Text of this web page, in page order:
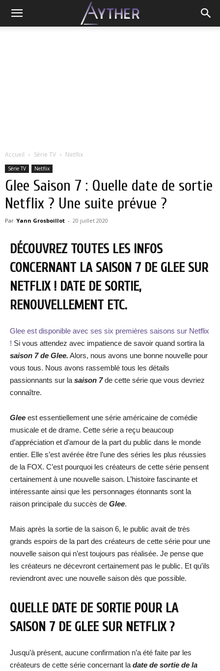
Accueil Série TV Netflix
Série TV Netflix
Glee Saison 7 : Quelle date de sortie
Netflix ? Une suite prévue ?
Par Yann Grosboillot - 20 juillet 2020
DÉCOUVREZ TOUTES LES INFOS
CONCERNANT LA SAISON 7 DE GLEE SUR
NETFLIX ! DATE DE SORTIE,
RENOUVELLEMENT ETC.
Glee est disponible avec ses six premières saisons sur Netflix
! Si vous attendez avec impatience de savoir quand sortira la
saison 7 de Glee. Alors, nous avons une bonne nouvelle pour
vous tous. Nous avons rassemblé tous les détails
passionnants sur la saison 7de cette série que vous devriez
connaître.
Glee est essentiellement une série américaine de comédie
musicale et de drame. Cette série a reçu beaucoup
d’appréciation et d’amour de la part du public dans le monde
entier. Elle s’est avérée être l’une des séries les plus réussies
de la FOX. C’est pourquoi les créateurs de cette série pensent
certainement à une nouvelle saison. L’histoire fascinante et
intéressante ainsi que les personnages étonnants sont la
raison principale du succès de Glee.
Mais après la sortie de la saison 6, le public avait de très
grands espoirs de la part des créateurs de cette série pour une
nouvelle saison qui n’est toujours pas réalisée. Je pense que
les créateurs ne décevront certainement pas le public. Et qu’ils
reviendront avec une nouvelle saison dès que possible.
QUELLE DATE DE SORTIE POUR LA
SAISON 7 DE GLEE SUR NETFLIX ?
Jusqu’à présent, aucune confirmation n’a été faite par les
créateurs de cette série concernant la date de sortie de la